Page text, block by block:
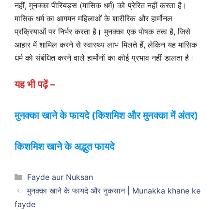
नहीं, मुनक्का पीरियड्स (मासिक धर्म) को प्रेरित नहीं करता है।
मासिक धर्म का आगमन महिलाओं के शारीरिक और हार्मोनल
प्रक्रियाओं पर निर्भर करता है। मुनक्का एक पोषक तत्व है, जिसे
आहार में शामिल करने से स्वास्थ्य लाभ मिलते हैं, लेकिन यह मासिक
धर्म को संबंधित करने वाले हार्मोनों का कोई प्रभाव नहीं डालता है।
यह भी पढ़ें –
मुनक्का खाने के फायदे (किशमिश और मुनक्का में अंतर)
किशमिश खाने के अद्भुत फायदे
Categories
Fayde aur Nuksan
मुनक्का खाने के फायदे और नुकसान | Munakka khane ke
fayde